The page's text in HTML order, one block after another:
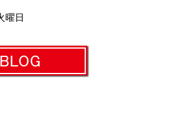
曜日